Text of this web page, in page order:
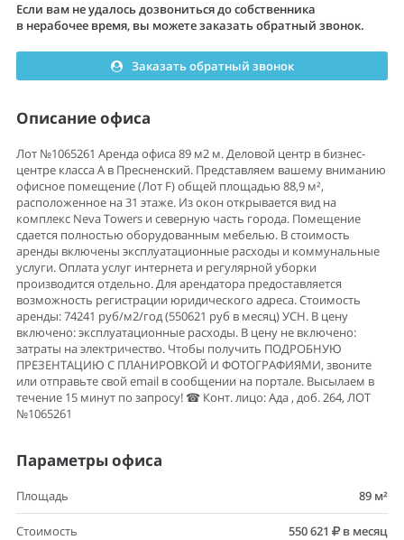
Если вам не удалось дозвониться до собственника
в нерабочее время, вы можете заказать обратный звонок.
Заказать обратный звонок
Описание офиса
Лот №1065261 Аренда офиса 89 м2 м. Деловой центр в бизнес-
центре класса А в Пресненский. Представляем вашему вниманию
офисное помещение (Лот F) общей площадью 88,9 м²,
расположенное на 31 этаже. Из окон открывается вид на
комплекс Neva Towers и северную часть города. Помещение
сдается полностью оборудованным мебелью. В стоимость
аренды включены эксплуатационные расходы и коммунальные
услуги. Оплата услуг интернета и регулярной уборки
производится отдельно. Для арендатора предоставляется
возможность регистрации юридического адреса. Стоимость
аренды: 74241 руб/м2/год (550621 руб в месяц) УСН. В цену
включено: эксплуатационные расходы. В цену не включено:
затраты на электричество. Чтобы получить ПОДРОБНУЮ
ПРЕЗЕНТАЦИЮ С ПЛАНИРОВКОЙ И ФОТОГРАФИЯМИ, звоните
или отправьте свой email в сообщении на портале. Высылаем в
течение 15 минут по запросу! ☎ Конт. лицо: Ада , доб. 264, ЛОТ
№1065261
Параметры офиса
Площадь 89 м²
Стоимость 550 621 в месяц